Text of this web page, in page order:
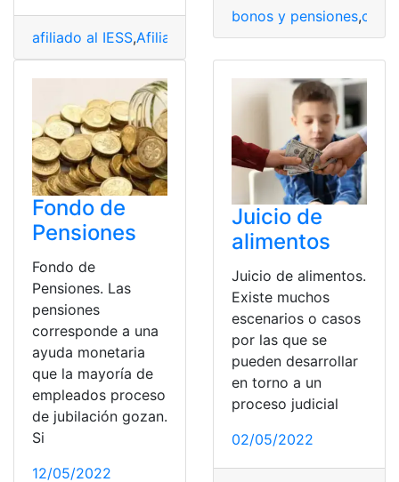
afiliado al IESS,Afiliado Biess,Agendar turnos IESS,
bonos y pensiones,
Fondo de
Pensiones
Fondo de
Pensiones. Las
pensiones
corresponde a una
ayuda monetaria
que la mayoría de
empleados proceso
de jubilación gozan.
Si
12/05/2022
Juicio de
alimentos
Juicio de alimentos.
Existe muchos
escenarios o casos
por las que se
pueden desarrollar
en torno a un
proceso judicial
02/05/2022